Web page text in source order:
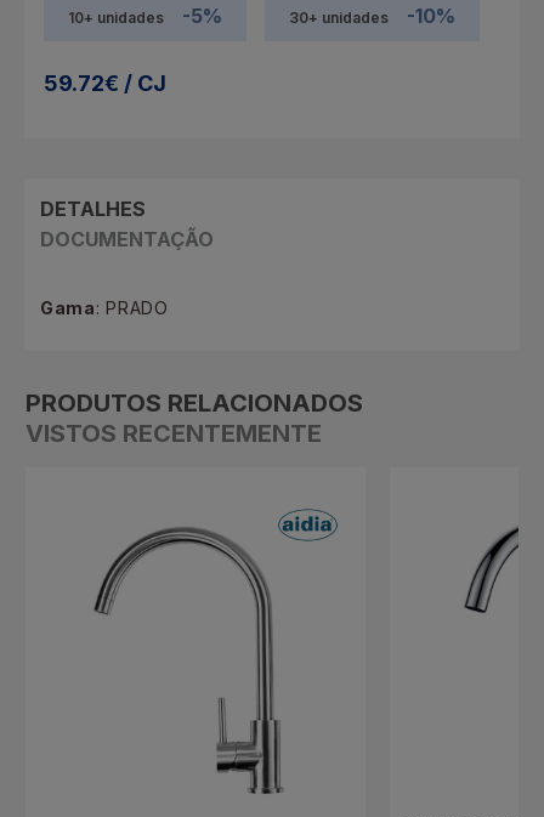
10+ unidades -5% 30+ unidades -10%
59.72€ / CJ
DETALHES
DOCUMENTAÇÃO
Gama: PRADO
PRODUTOS RELACIONADOS
VISTOS RECENTEMENTE